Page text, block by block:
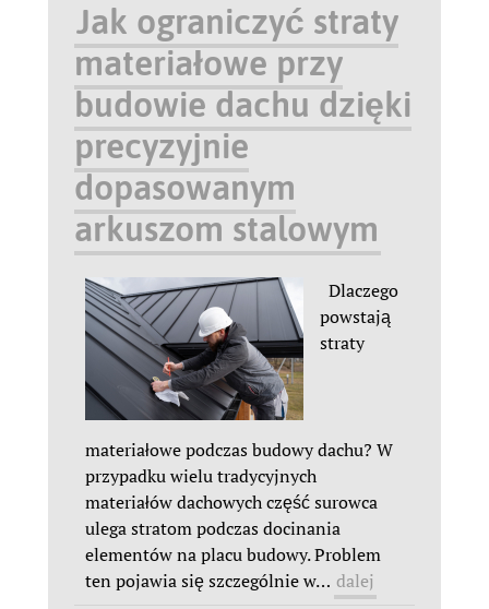
Jak ograniczyć straty
materiałowe przy
budowie dachu dzięki
precyzyjnie
dopasowanym
arkuszom stalowym
Dlaczego
powstają
straty
materiałowe podczas budowy dachu? W
przypadku wielu tradycyjnych
materiałów dachowych część surowca
ulega stratom podczas docinania
elementów na placu budowy. Problem
ten pojawia się szczególnie w… dalej